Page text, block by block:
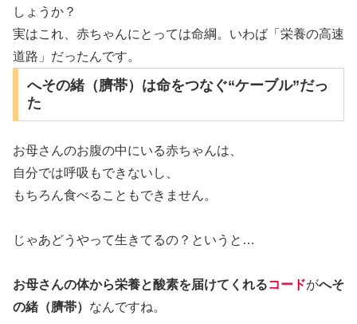
しょうか？
実はこれ、赤ちゃんにとっては命綱。いわば「栄養の高速
道路」だったんです。
へその緒（臍帯）は命をつなぐ“ケーブル”だっ
た
お母さんのお腹の中にいる赤ちゃんは、
自分では呼吸もできないし、
もちろん食べることもできません。
じゃあどうやって生きてるの？というと…
お母さんの体から栄養と酸素を届けてくれるコードがへそ
の緒（臍帯） なんですね。